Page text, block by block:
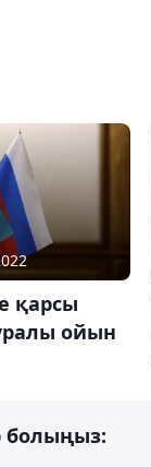
қарсы
ойын
болыңыз: